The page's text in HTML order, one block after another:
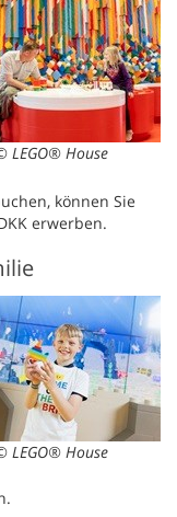
LEGO® House
können Sie
erwerben.
LEGO® House